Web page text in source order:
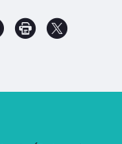
par e-mailImprimer la
sur X